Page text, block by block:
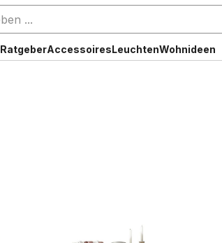
RatgeberAccessoiresLeuchtenWohnideen